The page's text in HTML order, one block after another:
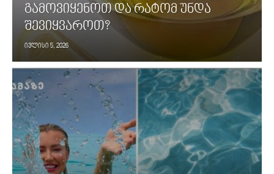
გამოვიყენოთ და რატომ უნდა
შევიყვაროთ?
ივლისი 5, 2026